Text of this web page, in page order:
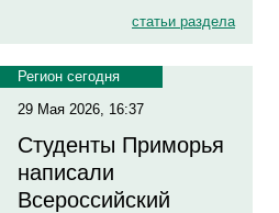
статьи раздела
Регион сегодня
29 Мая 2026, 16:37
Студенты Приморья
написали
Всероссийский